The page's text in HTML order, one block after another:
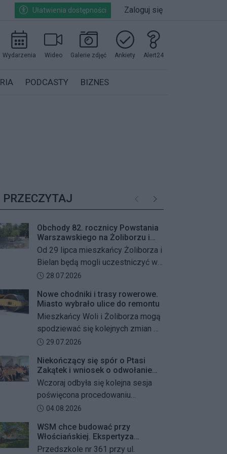
Ułatwienia dostępności Zaloguj się
Wydarzenia Wideo Galerie zdjęć Ankiety Alert24
PODCASTY BIZNES
PRZECZYTAJ PoprzednieNastępne
Obchody 82. rocznicy Powstania
Warszawskiego na Żoliborzu i
Bielanach
Od 29 lipca mieszkańcy Żoliborza i
Bielan będą mogli uczestniczyć w
szeregu kolejnych wydarzeń
Powstania Warszawskiego oraz
żołnierzy Armii Krajowej Obwodu
„Żywiciel”. W programie znalazły
się akcje porządkowania miejsc
pamięci, uroczystości patriotyczne,
spotkania z powstańcami oraz
wspólne oddanie hołdu bohaterom
Data dodania artykułu:
28.07.2026
Nowe chodniki i trasy rowerowe.
Miasto wybrało ulice do remontu
Mieszkańcy Woli i Żoliborza mogą
spodziewać się kolejnych zmian w
miejskiej przestrzeni. Warszawa
dróg dla rowerów na kilku ważnych
ulicach obu dzielnic. Wykonawcy
mają zostać wybrani w przetargu, a
wszystkie prace mają zakończyć
się jeszcze w tym roku.
Data dodania artykułu:
29.07.2026
Niekończący się spór o Ptasi
Zakątek i wniosek o odwołanie
przewodniczącego Rady
Dzielnicy
Wczoraj odbyła się kolejna sesja
poświęcona procedowaniu
obywatelskiego projektu uchwały
zaniechania budowy zespołu
przedszkolno-żłobkowego przy ul.
Data dodania artykułu:
04.08.2026
WSM chce budować przy
Włościańskiej. Ekspertyza
wykazała problemy z gruntem
Przedszkole nr 361 przy ul.